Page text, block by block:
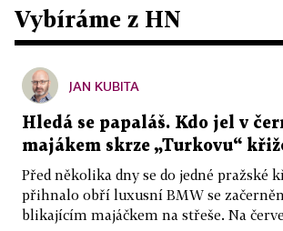
Vybíráme z HN
JAN KUBITA
Hledá se papaláš. Kdo jel v
majákem skrze „Turkovu“
Před několika dny se do jedné pražské
přihnalo obří luxusní BMW se
blikajícím majáčkem na střeše. Na